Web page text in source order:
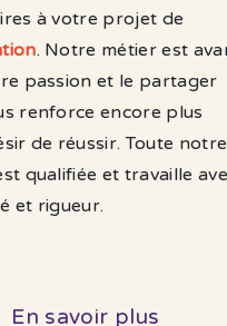
à votre projet de
. Notre métier est
passion et le partager
renforce encore plus
de réussir. Toute notre
qualifiée et travaille
et rigueur.
En savoir plus